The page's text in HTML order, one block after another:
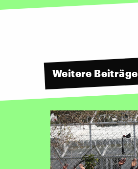
Weitere Beiträge